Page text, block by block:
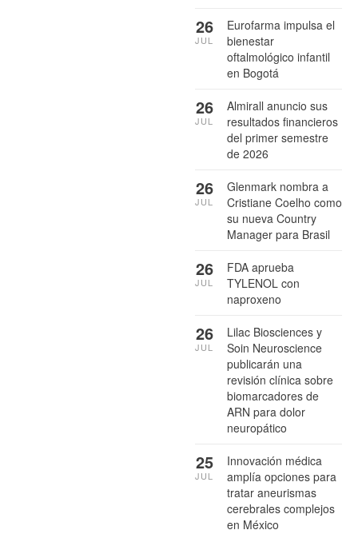
Eurofarma impulsa el
bienestar
oftalmológico infantil
en Bogotá
26
JUL
Almirall anuncio sus
resultados financieros
del primer semestre
de 2026
26
JUL
Glenmark nombra a
Cristiane Coelho como
su nueva Country
Manager para Brasil
26
JUL
FDA aprueba
TYLENOL con
naproxeno
26
JUL
Lilac Biosciences y
Soin Neuroscience
publicarán una
revisión clínica sobre
biomarcadores de
ARN para dolor
neuropático
26
JUL
Innovación médica
amplía opciones para
tratar aneurismas
cerebrales complejos
en México
25
JUL